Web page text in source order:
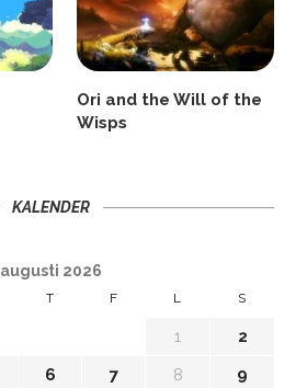
Ori and the Will of the
Wisps
KALENDER
augusti 2026
T F L S
1
2
6 7 8
9